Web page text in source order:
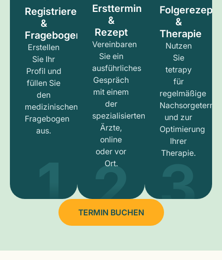
Registrieren
&
Fragebogen
Erstellen
Sie Ihr
Profil und
füllen Sie
den
medizinischen
Fragebogen
aus.
1
Ersttermin
&
Rezept
Vereinbaren
Sie ein
ausführliches
Gespräch
mit einem
der
spezialisierten
Ärzte,
online
oder vor
Ort.
2
Folgerezept
&
Therapie
Nutzen
Sie
tetrapy
für
regelmäßige
und zur
Optimierung
Ihrer
Therapie.
3
TERMIN BUCHEN